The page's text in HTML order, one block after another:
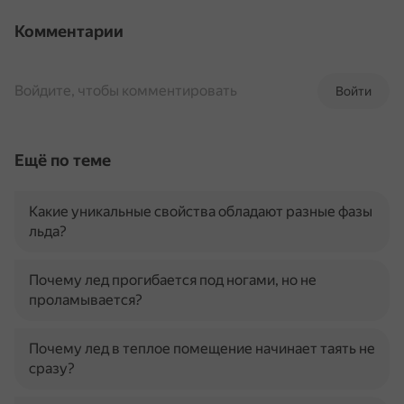
Комментарии
Войти
Войдите, чтобы комментировать
Ещё по теме
Какие уникальные свойства обладают разные фазы
льда?
Почему лед прогибается под ногами, но не
проламывается?
Почему лед в теплое помещение начинает таять не
сразу?